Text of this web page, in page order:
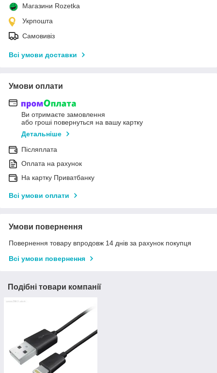
Магазини Rozetka
Укрпошта
Самовивіз
Всі умови доставки
Умови оплати
Ви отримаєте замовлення
або гроші повернуться на вашу картку
Детальніше
Післяплата
Оплата на рахунок
На картку Приватбанку
Всі умови оплати
Умови повернення
Повернення товару впродовж 14 днів за рахунок покупця
Всі умови повернення
Подібні товари компанії